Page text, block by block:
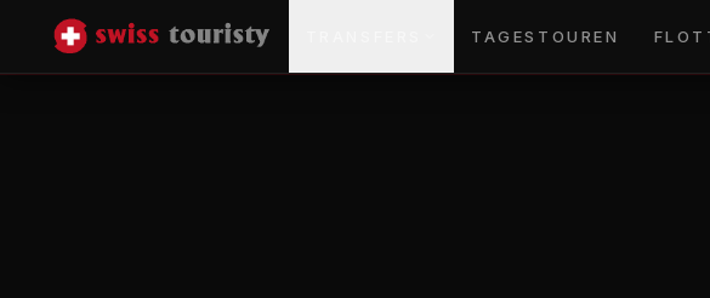
TAGESTOUREN